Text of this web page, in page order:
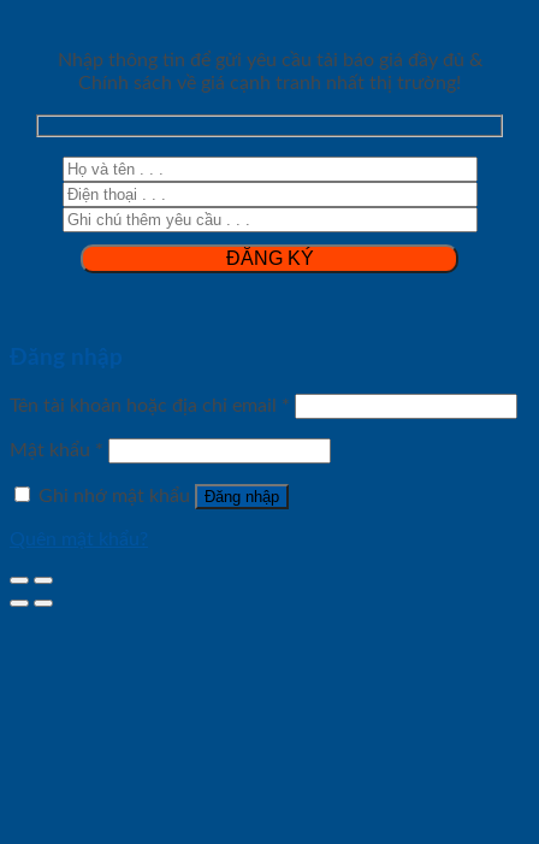
Nhập thông tin để gửi yêu cầu tải báo giá đầy đủ &
Chính sách về giá cạnh tranh nhất thị trường!
Đăng nhập
Tên tài khoản hoặc địa chỉ email *
Mật khẩu *
Ghi nhớ mật khẩu Đăng nhập
Quên mật khẩu?